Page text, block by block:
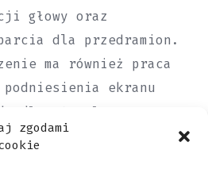
zgodami
głowy oraz
dla przedramion.
ma również praca
ekranu
długotrwałego
pracy